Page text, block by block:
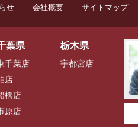
せ 会社概要 サイトマップ
葉県
千葉店
店
橋店
原店
栃木県
宇都宮店